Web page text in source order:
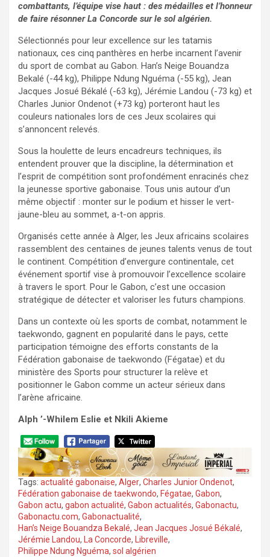
combattants, l’équipe vise haut : des médailles et l’honneur
de faire résonner La Concorde sur le sol algérien.
Sélectionnés pour leur excellence sur les tatamis
nationaux, ces cinq panthères en herbe incarnent l’avenir
du sport de combat au Gabon. Han’s Neige Bouandza
Bekalé (-44 kg), Philippe Ndung Nguéma (-55 kg), Jean
Jacques Josué Békalé (-63 kg), Jérémie Landou (-73 kg) et
Charles Junior Ondenot (+73 kg) porteront haut les
couleurs nationales lors de ces Jeux scolaires qui
s’annoncent relevés.
Sous la houlette de leurs encadreurs techniques, ils
entendent prouver que la discipline, la détermination et
l’esprit de compétition sont profondément enracinés chez
la jeunesse sportive gabonaise. Tous unis autour d’un
même objectif : monter sur le podium et hisser le vert-
jaune-bleu au sommet, a-t-on appris.
Organisés cette année à Alger, les Jeux africains scolaires
rassemblent des centaines de jeunes talents venus de tout
le continent. Compétition d’envergure continentale, cet
événement sportif vise à promouvoir l’excellence scolaire
à travers le sport. Pour le Gabon, c’est une occasion
stratégique de détecter et valoriser les futurs champions.
Dans un contexte où les sports de combat, notamment le
taekwondo, gagnent en popularité dans le pays, cette
participation témoigne des efforts constants de la
Fédération gabonaise de taekwondo (Fégatae) et du
ministère des Sports pour structurer la relève et
positionner le Gabon comme un acteur sérieux dans
l’arène africaine.
Alph ’-Whilem Eslie et Nkili Akieme
Tags: actualité gabonaise, Alger, Charles Junior Ondenot,
Fédération gabonaise de taekwondo, Fégatae, Gabon,
Gabon actu, gabon actualité, Gabon actualités, Gabonactu,
Gabonactu.com, Gabonactualité,
Han’s Neige Bouandza Bekalé, Jean Jacques Josué Békalé,
Jérémie Landou, La Concorde, Libreville,
Philippe Ndung Nguéma, sol algérien